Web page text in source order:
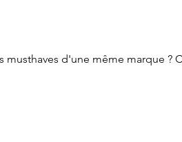
d'une même marque ?